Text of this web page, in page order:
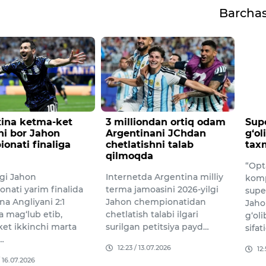
ketma-ket
Jahon
finaliga
yarim finalida
2:1
etib,
marta
3 milliondan ortiq odam
Argentinani JChdan
chetlatishni talab
qilmoqda
Internetda Argentina milliy
terma jamoasini 2026-yilgi
Jahon chempionatidan
chetlatish talabi ilgari
surilgan petitsiya payd…
12:23 / 13.07.2026
“Opta”
Jahon
sifatida
12:57 /